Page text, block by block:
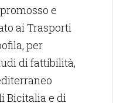
e
ai Trasporti
per
di fattibilità,
Bicitalia e di